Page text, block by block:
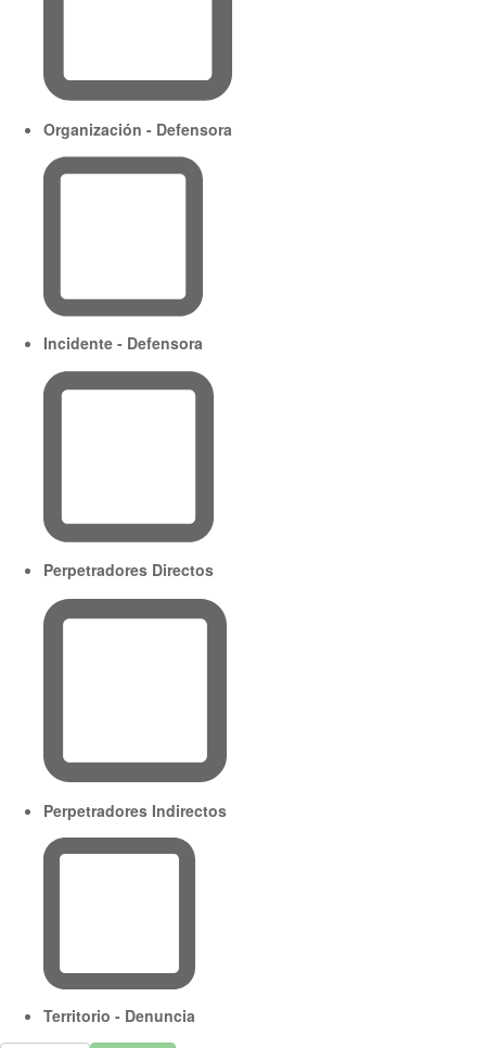
Organización - Defensora
Incidente - Defensora
Perpetradores Directos
Perpetradores Indirectos
Territorio - Denuncia